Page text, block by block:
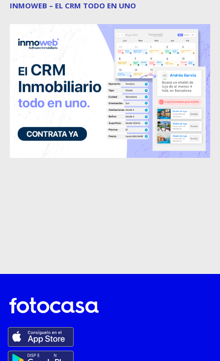
INMOWEB – EL CRM TODO EN UNO